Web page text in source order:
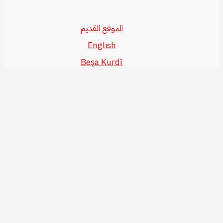
الموقع القديم
English
Beşa Kurdî